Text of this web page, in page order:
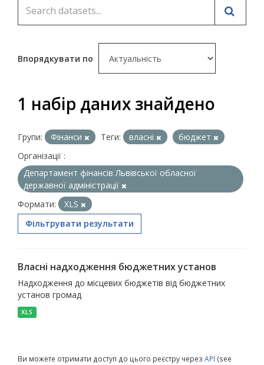
Впорядкувати по
1 набір даних знайдено
Групи: Фінанси Теги: власні
бюджет
Організації :
Департамент фінансів Львівської обласної
державної адміністрації
Формати:
XLS
Фільтрувати результати
Власні надходження бюджетних установ
Надходження до місцевих бюджетів від бюджетних
установ громад
XLS
Ви можете отримати доступ до цього реєстру через API (see